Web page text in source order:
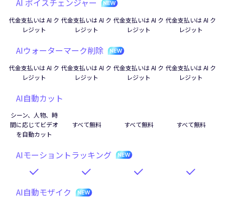
AI ボイスチェンジャー
代金支払いは AI ク
レジット
代金支払いは AI ク
レジット
代金支払いは AI ク
レジット
代金支払いは AI ク
レジット
AIウォーターマーク削除
代金支払いは AI ク
レジット
代金支払いは AI ク
レジット
代金支払いは AI ク
レジット
代金支払いは AI ク
レジット
AI自動カット
シーン、人物、時
間に応じてビデオ
を自動カット
すべて無料 すべて無料 すべて無料
AIモーショントラッキング
AI自動モザイク